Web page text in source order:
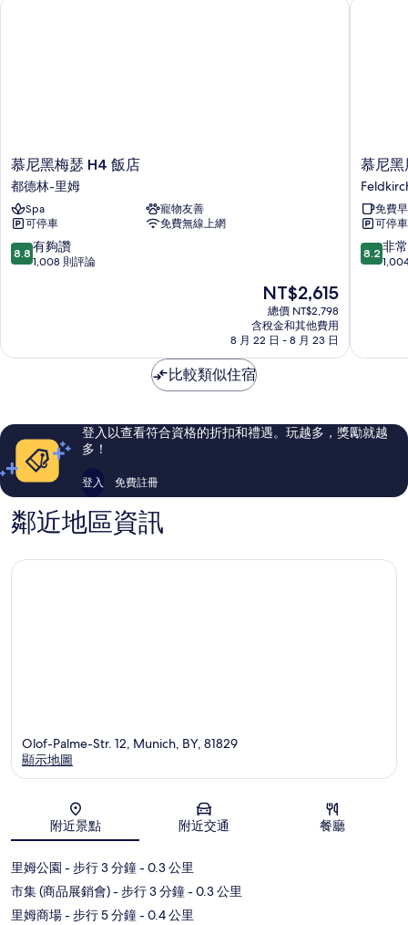
詳
慕
尼
黑
梅
瑟
H4
飯
姆
慕尼黑梅瑟 H4 飯店
都德林-里姆
Spa
寵物友善
可停車
免費無線上網
8.8
分，
夠
評
論
8.8 有夠讚
1,008 則評論
現
在
價
格
為
NT$2,615
總價 NT$2,798
含稅金和其他費用
8 月 22 日 - 8 月 23 日
慕
尼
黑
展
覽
智
選
旗
慕尼黑
免費
可停車
8.2
分，
常
評
論
8.2 非
比較類似住宿
登入以查看符合資格的折扣和禮遇。玩越多，獎勵就越
多！
登入 免費註冊
鄰近地區資訊
地圖
Olof-Palme-Str. 12, Munich, BY, 81829
顯示地圖
附近景點 附近交通 餐廳
里姆公園 - 步行 3 分鐘- 0.3 公里
市集 (商品展銷會)- 步行 3 分鐘- 0.3 公里
里姆商場- 步行 5 分鐘- 0.4 公里